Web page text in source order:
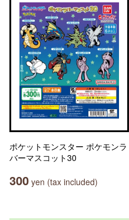
ポケットモンスター ポケモンラ
バーマスコット30
300 yen (tax included)